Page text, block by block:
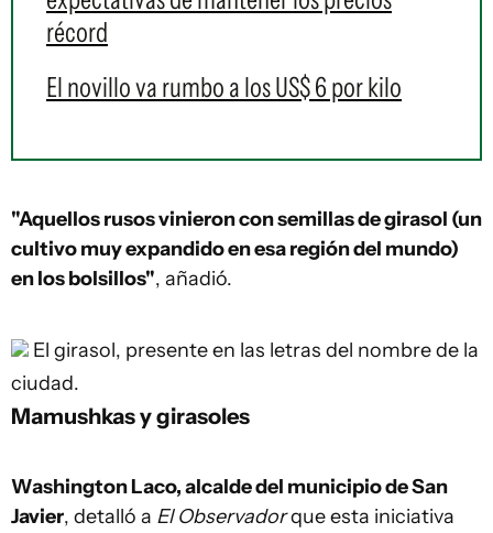
récord
El novillo va rumbo a los US$ 6 por kilo
"Aquellos rusos vinieron con semillas de girasol (un
cultivo muy expandido en esa región del mundo)
en los bolsillos", añadió.
El girasol, presente en las letras del nombre de la
ciudad.
Mamushkas y girasoles
Washington Laco, alcalde del municipio de San
Javier, detalló a El Observadorque esta iniciativa